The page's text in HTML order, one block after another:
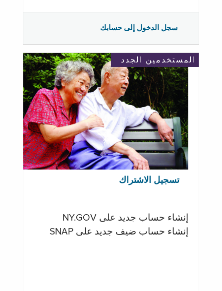
سجل الدخول إلى حسابك
المستخدمين الجدد
تسجيل الاشتراك
إنشاء حساب جديد على NY.GOV
إنشاء حساب ضيف جديد على SNAP